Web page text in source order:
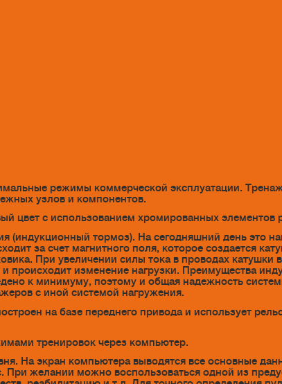
режимы коммерческой эксплуатации.
узлов и компонентов.
цвет с использованием хромированных элементов
(индукционный тормоз). На сегодняшний день это
за счет магнитного поля, которое создается
При увеличении силы тока в проводах катушки
происходит изменение нагрузки. Преимущества
к минимуму, поэтому и общая надежность
с иной системой нагружения.
на базе переднего привода и использует
тренировок через компьютер.
На экран компьютера выводятся все основные
При желании можно воспользоваться одной из